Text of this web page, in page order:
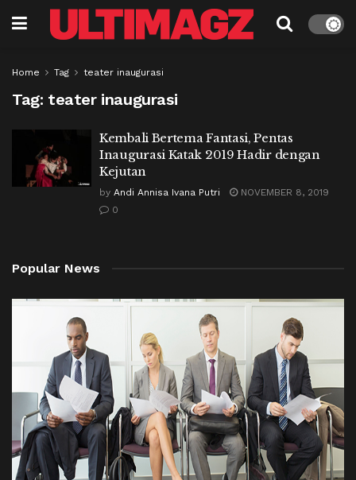
Home Tag teater inaugurasi
Tag: teater inaugurasi
Kembali Bertema Fantasi, Pentas
Inaugurasi Katak 2019 Hadir dengan
Kejutan
by Andi Annisa Ivana Putri
NOVEMBER 8, 2019
0
Popular News